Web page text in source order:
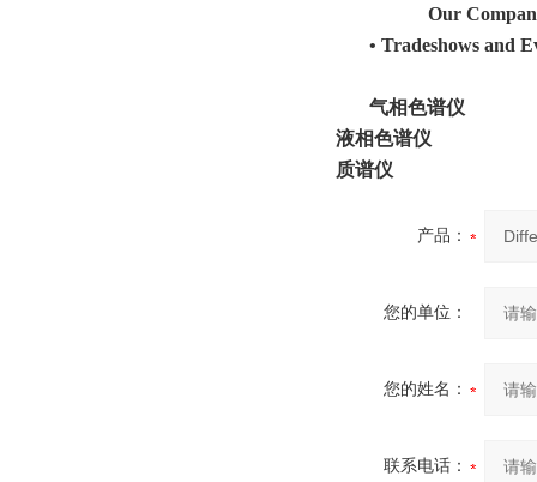
Our
• Tradeshows and
气相色谱仪
液相色谱仪
质谱仪
产品：
您的单位：
您的姓名：
联系电话：